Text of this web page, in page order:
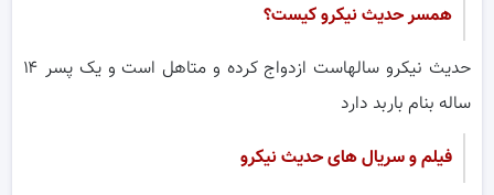
همسر حدیث نیکرو کیست؟
حدیث نیکرو سالهاست ازدواج کرده و متاهل است و یک پسر ۱۴
ساله بنام باربد دارد
فیلم و سریال های حدیث نیکرو